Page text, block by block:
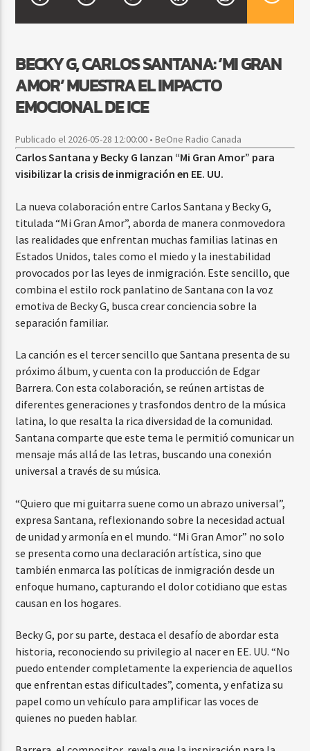
Beone Radio
BECKY G, CARLOS SANTANA: ‘MI GRAN
AMOR’ MUESTRA EL IMPACTO
EMOCIONAL DE ICE
Publicado el 2026-05-28 12:00:00 • BeOne Radio Canada
Carlos Santana y Becky G lanzan “Mi Gran Amor” para
visibilizar la crisis de inmigración en EE. UU.
La nueva colaboración entre Carlos Santana y Becky G,
titulada “Mi Gran Amor”, aborda de manera conmovedora
las realidades que enfrentan muchas familias latinas en
Estados Unidos, tales como el miedo y la inestabilidad
provocados por las leyes de inmigración. Este sencillo, que
combina el estilo rock panlatino de Santana con la voz
emotiva de Becky G, busca crear conciencia sobre la
separación familiar.
La canción es el tercer sencillo que Santana presenta de su
próximo álbum, y cuenta con la producción de Edgar
Barrera. Con esta colaboración, se reúnen artistas de
diferentes generaciones y trasfondos dentro de la música
latina, lo que resalta la rica diversidad de la comunidad.
Santana comparte que este tema le permitió comunicar un
mensaje más allá de las letras, buscando una conexión
universal a través de su música.
“Quiero que mi guitarra suene como un abrazo universal”,
expresa Santana, reflexionando sobre la necesidad actual
de unidad y armonía en el mundo. “Mi Gran Amor” no solo
se presenta como una declaración artística, sino que
también enmarca las políticas de inmigración desde un
enfoque humano, capturando el dolor cotidiano que estas
causan en los hogares.
Becky G, por su parte, destaca el desafío de abordar esta
historia, reconociendo su privilegio al nacer en EE. UU. “No
puedo entender completamente la experiencia de aquellos
que enfrentan estas dificultades”, comenta, y enfatiza su
papel como un vehículo para amplificar las voces de
quienes no pueden hablar.